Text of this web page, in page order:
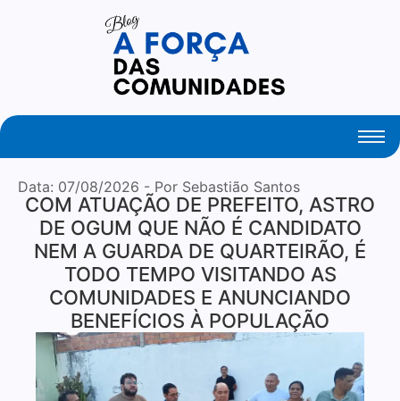
Your Daily Source of Fresh Articles
Data: 07/08/2026 - Por Sebastião Santos
COM ATUAÇÃO DE PREFEITO, ASTRO
DE OGUM QUE NÃO É CANDIDATO
NEM A GUARDA DE QUARTEIRÃO, É
TODO TEMPO VISITANDO AS
COMUNIDADES E ANUNCIANDO
BENEFÍCIOS À POPULAÇÃO